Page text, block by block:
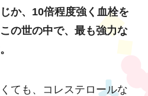
か、10倍程度強く血栓を
の世の中で、最も強力な
ても、コレステロールな